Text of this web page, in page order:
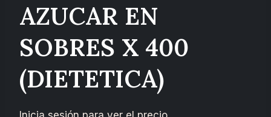
AZUCAR EN
SOBRES X 400
(DIETETICA)